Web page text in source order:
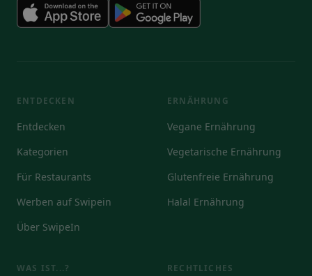
ENTDECKEN
Entdecken
Kategorien
Für Restaurants
Werben auf Swipein
Über SwipeIn
ERNÄHRUNG
Vegane Ernährung
Vegetarische Ernährung
Glutenfreie Ernährung
Halal Ernährung
WAS IST...? RECHTLICHES